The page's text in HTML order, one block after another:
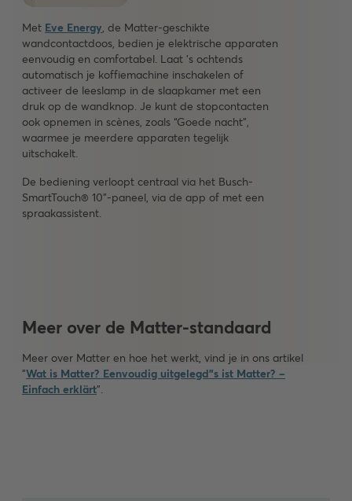
Met Eve Energy, de Matter-geschikte
wandcontactdoos, bedien je elektrische apparaten
eenvoudig en comfortabel. Laat ’s ochtends
automatisch je koffiemachine inschakelen of
activeer de leeslamp in de slaapkamer met een
druk op de wandknop. Je kunt de stopcontacten
ook opnemen in scènes, zoals “Goede nacht”,
waarmee je meerdere apparaten tegelijk
uitschakelt.
De bediening verloopt centraal via het Busch-
SmartTouch® 10"-paneel, via de app of met een
spraakassistent.
Meer over de Matter-standaard
Meer over Matter en hoe het werkt, vind je in ons artikel
"Wat is Matter? Eenvoudig uitgelegd"s ist Matter? –
Einfach erklärt".